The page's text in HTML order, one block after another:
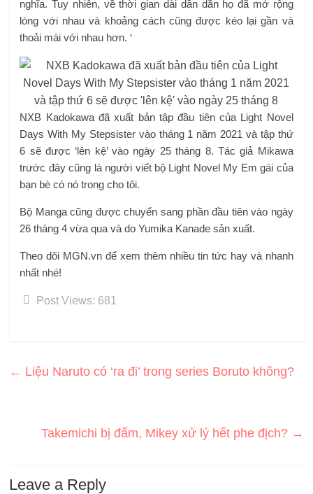
nghĩa. Tuy nhiên, về thời gian dài dần dần họ đã mở rộng
lòng với nhau và khoảng cách cũng được kéo lại gần và
thoải mái với nhau hơn. ‘
NXB Kadokawa đã xuất bản tập đầu tiên của Light Novel
Days With My Stepsister vào tháng 1 năm 2021 và tập thứ
6 sẽ được ‘lên kệ’ vào ngày 25 tháng 8. Tác giả Mikawa
trước đây cũng là người viết bộ Light Novel My Em gái của
bạn bè có nó trong cho tôi.
Bộ Manga cũng được chuyển sang phần đầu tiên vào ngày
26 tháng 4 vừa qua và do Yumika Kanade sản xuất.
Theo dõi MGN.vn để xem thêm nhiều tin tức hay và nhanh
nhất nhé!
Post Views: 681
← Liệu Naruto có ‘ra đi’ trong series Boruto không?
Takemichi bị đấm, Mikey xử lý hết phe địch? →
Leave a Reply